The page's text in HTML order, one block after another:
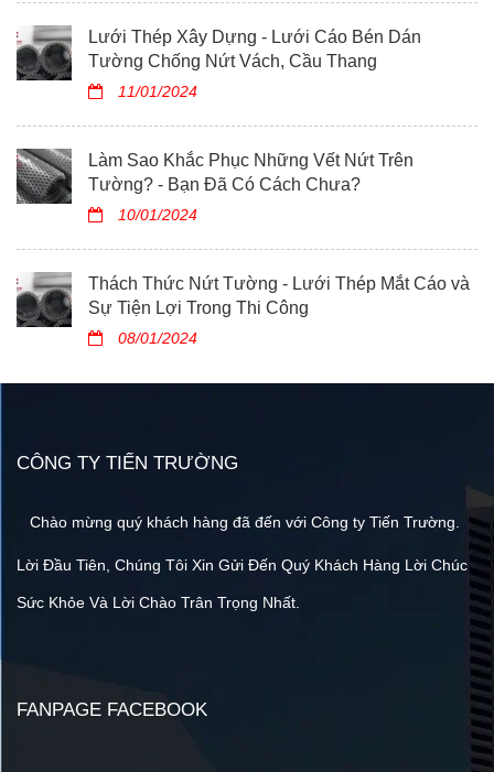
Lưới Thép Xây Dựng - Lưới Cáo Bén Dán
Tường Chống Nứt Vách, Cầu Thang
11/01/2024
Làm Sao Khắc Phục Những Vết Nứt Trên
Tường? - Bạn Đã Có Cách Chưa?
10/01/2024
Thách Thức Nứt Tường - Lưới Thép Mắt Cáo và
Sự Tiện Lợi Trong Thi Công
08/01/2024
CÔNG TY TIẾN TRƯỜNG
Chào mừng quý khách hàng đã đến với Công ty Tiến Trường.
Lời Đầu Tiên, Chúng Tôi Xin Gửi Đến Quý Khách Hàng Lời Chúc
Sức Khỏe Và Lời Chào Trân Trọng Nhất.
FANPAGE FACEBOOK